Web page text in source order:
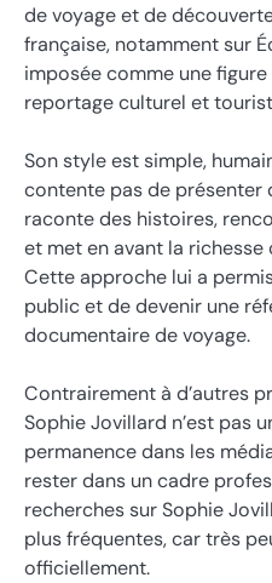
de voyage et de
française, notamment sur
imposée comme une
reportage culturel et
Son style est simple,
contente pas de présenter
raconte des histoires,
et met en avant la
Cette approche lui a
public et de devenir une
documentaire de voyage.
Contrairement à d’autres
Sophie Jovillard n’est pas
permanence dans les
rester dans un cadre
recherches sur Sophie
plus fréquentes, car très
officiellement.